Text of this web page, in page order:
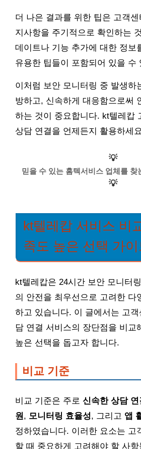
더 나은 결과를 위한 팁은 고객
지사항을 주기적으로 확인하는
데이트나 기능 추가에 대한 정보
유용한 팁들이 포함되어 있을 수
이처럼 보안 모니터링 중 발생하
방하고, 신속하게 대응함으로써
하는 것이 중요합니다. kt텔레캅
상담 연결을 언제든지 활용하세
💡
믿을 수 있는 홈텍서비스 업체를 찾
💡
kt텔레캅 서비스 비
족도 높은 선택 가이
kt텔레캅은 24시간 보안 모니터
의 안전을 최우선으로 고려한 다
하고 있습니다. 이 글에서는 고
담 연결 서비스의 장단점을 비교
높은 선택을 돕고자 합니다.
비교 기준
비교 기준은 주로 신속한 상담 연
원 , 모니터링 효율성, 그리고 앱
정하였습니다. 이러한 요소는 고
할 때 중요하게 고려해야 할 사항